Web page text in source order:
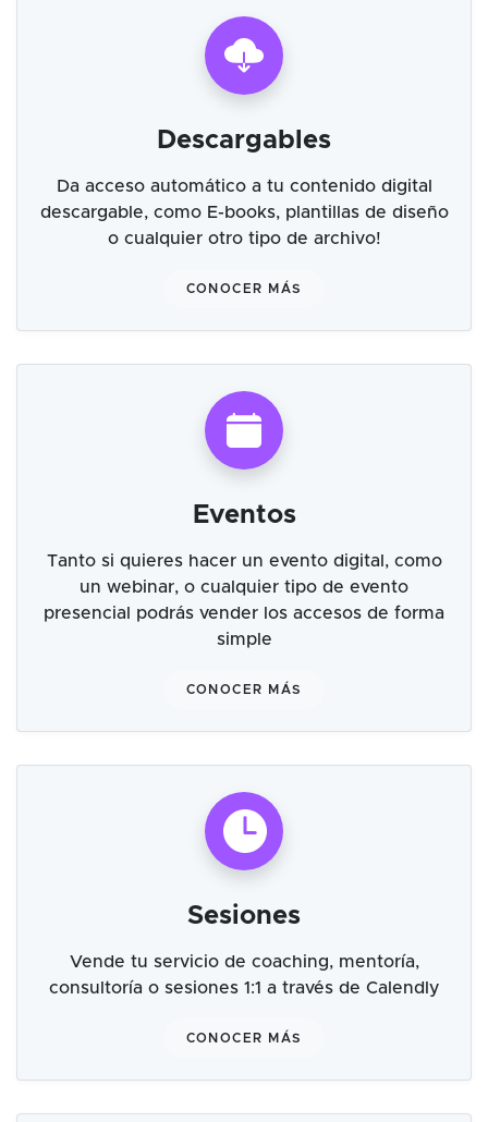
Descargables
Da acceso automático a tu contenido digital
descargable, como E-books, plantillas de diseño
o cualquier otro tipo de archivo!
CONOCER MÁS
Eventos
Tanto si quieres hacer un evento digital, como
un webinar, o cualquier tipo de evento
presencial podrás vender los accesos de forma
simple
CONOCER MÁS
Sesiones
Vende tu servicio de coaching, mentoría,
consultoría o sesiones 1:1 a través de Calendly
CONOCER MÁS